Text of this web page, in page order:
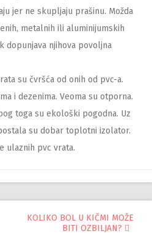
jer ne skupljaju prašinu. Možda
metalnih ili aluminijumskih
dopunjava njihova povoljna
su čvršća od onih od pvc-a.
i dezenima. Veoma su otporna.
toga su ekološki pogodna. Uz
su dobar toplotni izolator.
ulaznih pvc vrata.
KOLIKO BOL U KIČMI MOŽE
BITI OZBILJAN?